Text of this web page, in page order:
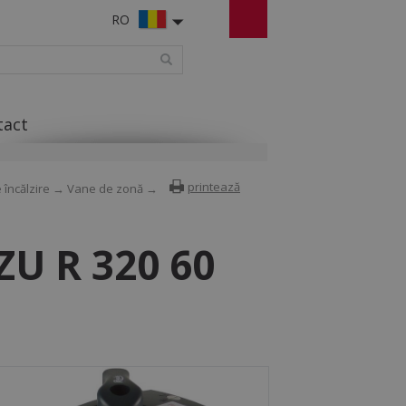
RO
printează
încălzire → Vane de zonă →
R 320 60